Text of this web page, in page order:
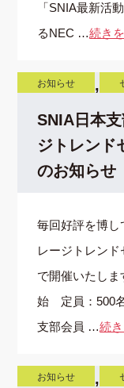
「SNIA最新活
るNEC …続き
お知らせ ,
SNIA日本
ジトレンド
のお知らせ
毎回好評を博し
レージトレン
で開催いたしま
始 定員：500
支部会員 …続
お知らせ ,